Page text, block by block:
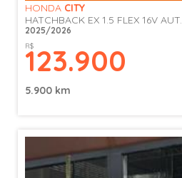
HONDA CITY
HATCHBACK EX 1.5 FLEX 16V AUT.
2025/2026
R$
123.900
5.900 km